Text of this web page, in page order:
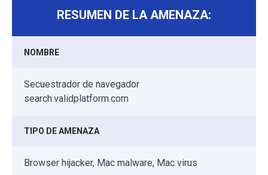
RESUMEN DE LA AMENAZA:
NOMBRE
Secuestrador de navegador
search.validplatform.com
TIPO DE AMENAZA
Browser hijacker, Mac malware, Mac virus